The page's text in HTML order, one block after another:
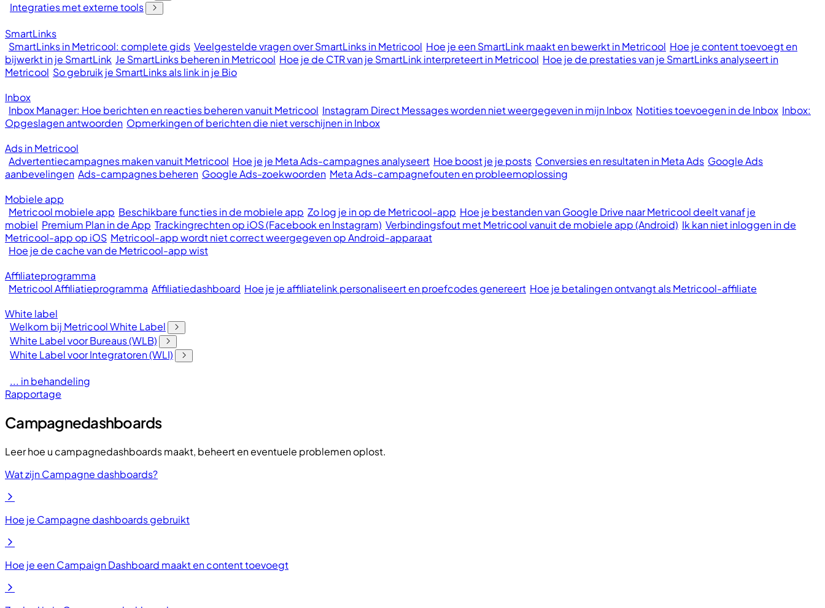
Integraties met externe tools
SmartLinks
SmartLinks in Metricool: complete gids Veelgestelde vragen over SmartLinks in Metricool Hoe je een SmartLink maakt en bewerkt in Metricool Hoe je content toevoegt en
bijwerkt in je SmartLink Je SmartLinks beheren in Metricool Hoe je de CTR van je SmartLink interpreteert in Metricool Hoe je de prestaties van je SmartLinks analyseert in
Metricool So gebruik je SmartLinks als link in je Bio
Inbox
Inbox Manager: Hoe berichten en reacties beheren vanuit Metricool Instagram Direct Messages worden niet weergegeven in mijn Inbox Notities toevoegen in de Inbox Inbox:
Opgeslagen antwoorden Opmerkingen of berichten die niet verschijnen in Inbox
Ads in Metricool
Advertentiecampagnes maken vanuit Metricool Hoe je je Meta Ads-campagnes analyseert Hoe boost je je posts Conversies en resultaten in Meta Ads Google Ads
aanbevelingen Ads-campagnes beheren Google Ads-zoekwoorden Meta Ads-campagnefouten en probleemoplossing
Mobiele app
Metricool mobiele app Beschikbare functies in de mobiele app Zo log je in op de Metricool-app Hoe je bestanden van Google Drive naar Metricool deelt vanaf je
mobiel Premium Plan in de App Trackingrechten op iOS (Facebook en Instagram) Verbindingsfout met Metricool vanuit de mobiele app (Android) Ik kan niet inloggen in de
Metricool-app op iOS Metricool-app wordt niet correct weergegeven op Android-apparaat
Hoe je de cache van de Metricool-app wist
Affiliateprogramma
Metricool Affiliatieprogramma Affiliatiedashboard Hoe je je affiliatelink personaliseert en proefcodes genereert Hoe je betalingen ontvangt als Metricool-affiliate
White label
Welkom bij Metricool White Label
White Label voor Bureaus (WLB)
White Label voor Integratoren (WLI)
... in behandeling
Rapportage
Campagnedashboards
Leer hoe u campagnedashboards maakt, beheert en eventuele problemen oplost.
Wat zijn Campagne dashboards?
Hoe je Campagne dashboards gebruikt
Hoe je een Campaign Dashboard maakt en content toevoegt